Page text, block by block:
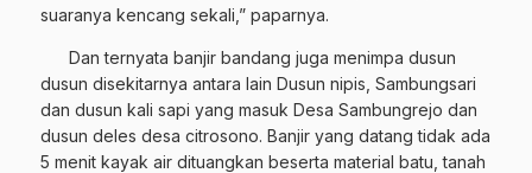
suaranya kencang sekali,” paparnya.
Dan ternyata banjir bandang juga menimpa dusun
dusun disekitarnya antara lain Dusun nipis, Sambungsari
dan dusun kali sapi yang masuk Desa Sambungrejo dan
dusun deles desa citrosono. Banjir yang datang tidak ada
5 menit kayak air dituangkan beserta material batu, tanah